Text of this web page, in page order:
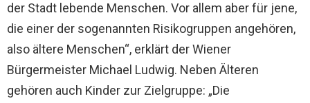
der Stadt lebende Menschen. Vor allem aber für jene,
die einer der sogenannten Risikogruppen angehören,
also ältere Menschen“, erklärt der Wiener
Bürgermeister Michael Ludwig. Neben Älteren
gehören auch Kinder zur Zielgruppe: „Die